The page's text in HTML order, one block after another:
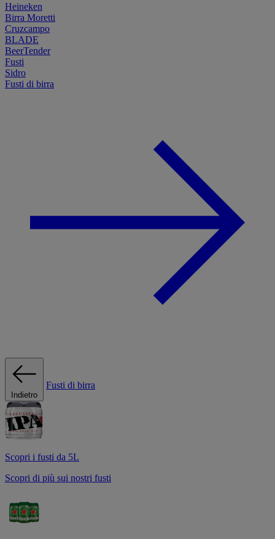
Heineken
Birra Moretti
Cruzcampo
BLADE
BeerTender
Fusti
Sidro
Fusti di birra
Indietro
Fusti di birra
Scopri i fusti da 5L
Scopri di più sui nostri fusti